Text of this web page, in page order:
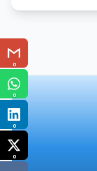
0
0
0
0